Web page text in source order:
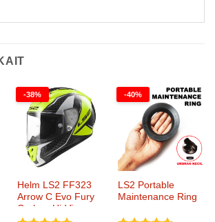
-38%
Helm LS2 FF323
Arrow C Evo Fury
Carbon Hi-Vis
-40%
LS2 Portable
Maintenance Ring